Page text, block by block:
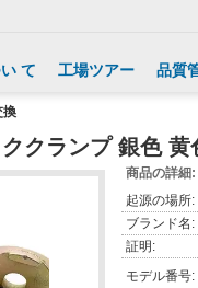
て 工場ツアー 品質
換
クランプ 銀色 黄
商品の詳細:
起源の場所:
ブランド名:
証明:
モデル番号: